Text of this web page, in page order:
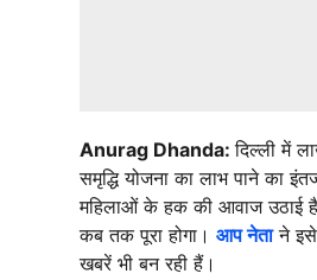
Anurag Dhanda:दिल्ली में
समृद्धि योजना का लाभ पाने का
महिलाओं के हक की आवाज उठाई
कब तक पूरा होगा। आप नेताने इसे
खबरें भी बन रही हैं।